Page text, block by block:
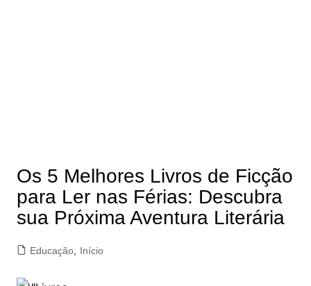
Os 5 Melhores Livros de Ficção
para Ler nas Férias: Descubra
sua Próxima Aventura Literária
Educação, Início